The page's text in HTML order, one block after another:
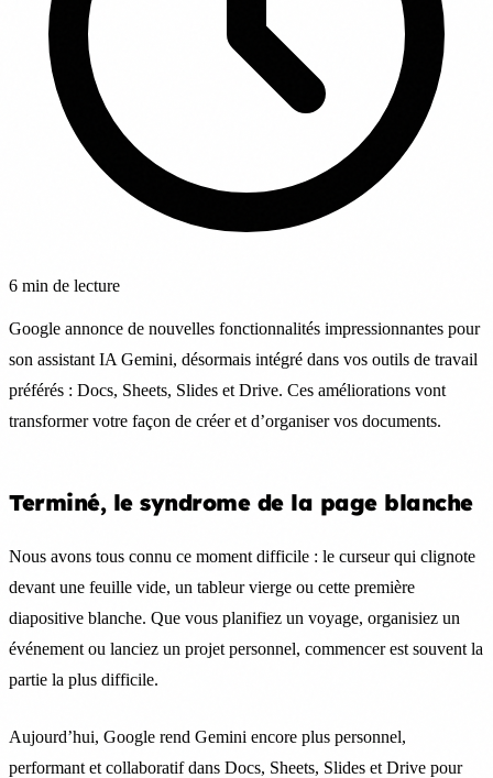
6 min de lecture
Google annonce de nouvelles fonctionnalités impressionnantes pour
son assistant IA Gemini, désormais intégré dans vos outils de travail
préférés : Docs, Sheets, Slides et Drive. Ces améliorations vont
transformer votre façon de créer et d’organiser vos documents.
Terminé, le syndrome de la page blanche
Nous avons tous connu ce moment difficile : le curseur qui clignote
devant une feuille vide, un tableur vierge ou cette première
diapositive blanche. Que vous planifiez un voyage, organisiez un
événement ou lanciez un projet personnel, commencer est souvent la
partie la plus difficile.
Aujourd’hui, Google rend Gemini encore plus personnel,
performant et collaboratif dans Docs, Sheets, Slides et Drive pour